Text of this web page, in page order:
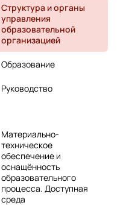
Структура и органы
управления
образовательной
организацией
Образование
Руководство
Материально-
техническое
обеспечение и
оснащённость
образовательного
процесса. Доступная
среда